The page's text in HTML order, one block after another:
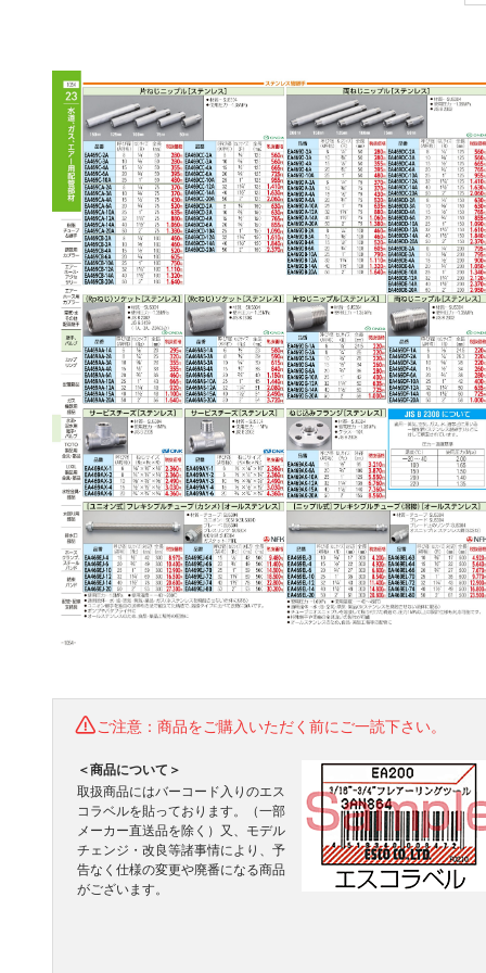
ご注意：商品をご購入いただく前にご一読下さい。
＜商品について＞
取扱商品にはバーコード入りのエス
コラベルを貼っております。（一部
メーカー直送品を除く）又、モデル
チェンジ・改良等諸事情により、予
告なく仕様の変更や廃番になる商品
がございます。